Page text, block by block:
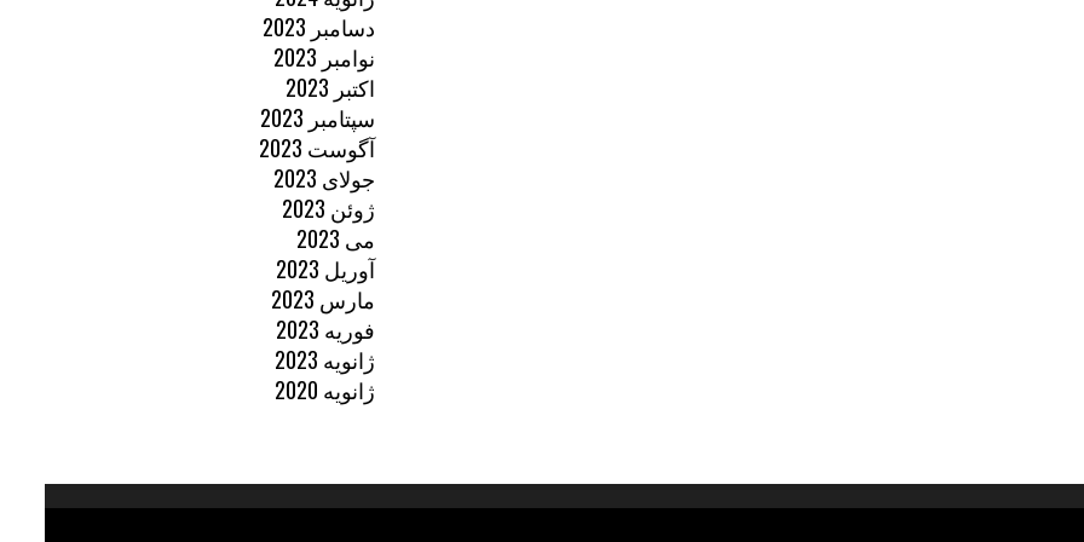
دسامبر 2023
نوامبر 2023
اکتبر 2023
سپتامبر 2023
آگوست 2023
جولای 2023
ژوئن 2023
می 2023
آوریل 2023
مارس 2023
فوریه 2023
ژانویه 2023
ژانویه 2020